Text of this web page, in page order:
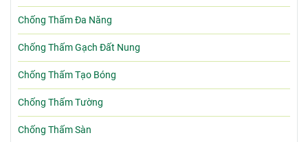
Chống Thấm Đa Năng
Chống Thấm Gạch Đất Nung
Chống Thấm Tạo Bóng
Chống Thấm Tường
Chống Thấm Sàn